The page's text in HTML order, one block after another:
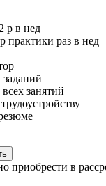
р в нед
практики раз в нед
занятий
приобрести в